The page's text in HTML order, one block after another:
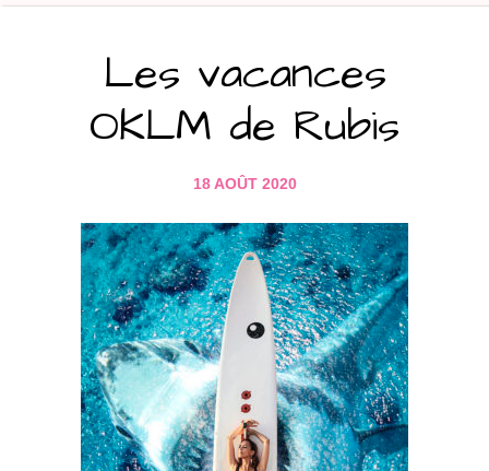
Les vacances
OKLM de Rubis
18 AOÛT 2020